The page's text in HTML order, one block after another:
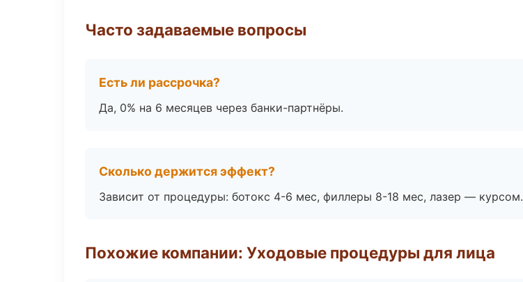
Часто задаваемые вопросы
Есть ли рассрочка?
Да, 0% на 6 месяцев через банки-партнёры.
Сколько держится эффект?
Зависит от процедуры: ботокс 4-6 мес, филлеры 8-18 мес, лазер — курсом.
Похожие компании: Уходовые процедуры для лица